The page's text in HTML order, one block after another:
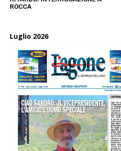
ROCCA
Luglio 2026